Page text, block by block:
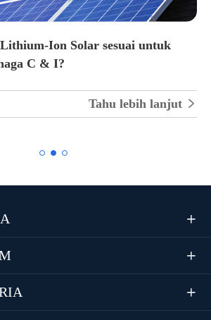
Ion Solar sesuai untuk
C & I?
Tahu lebih lanjut 


